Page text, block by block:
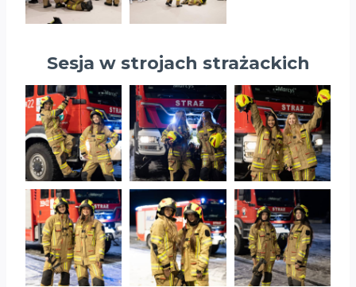
Sesja w strojach strażackich